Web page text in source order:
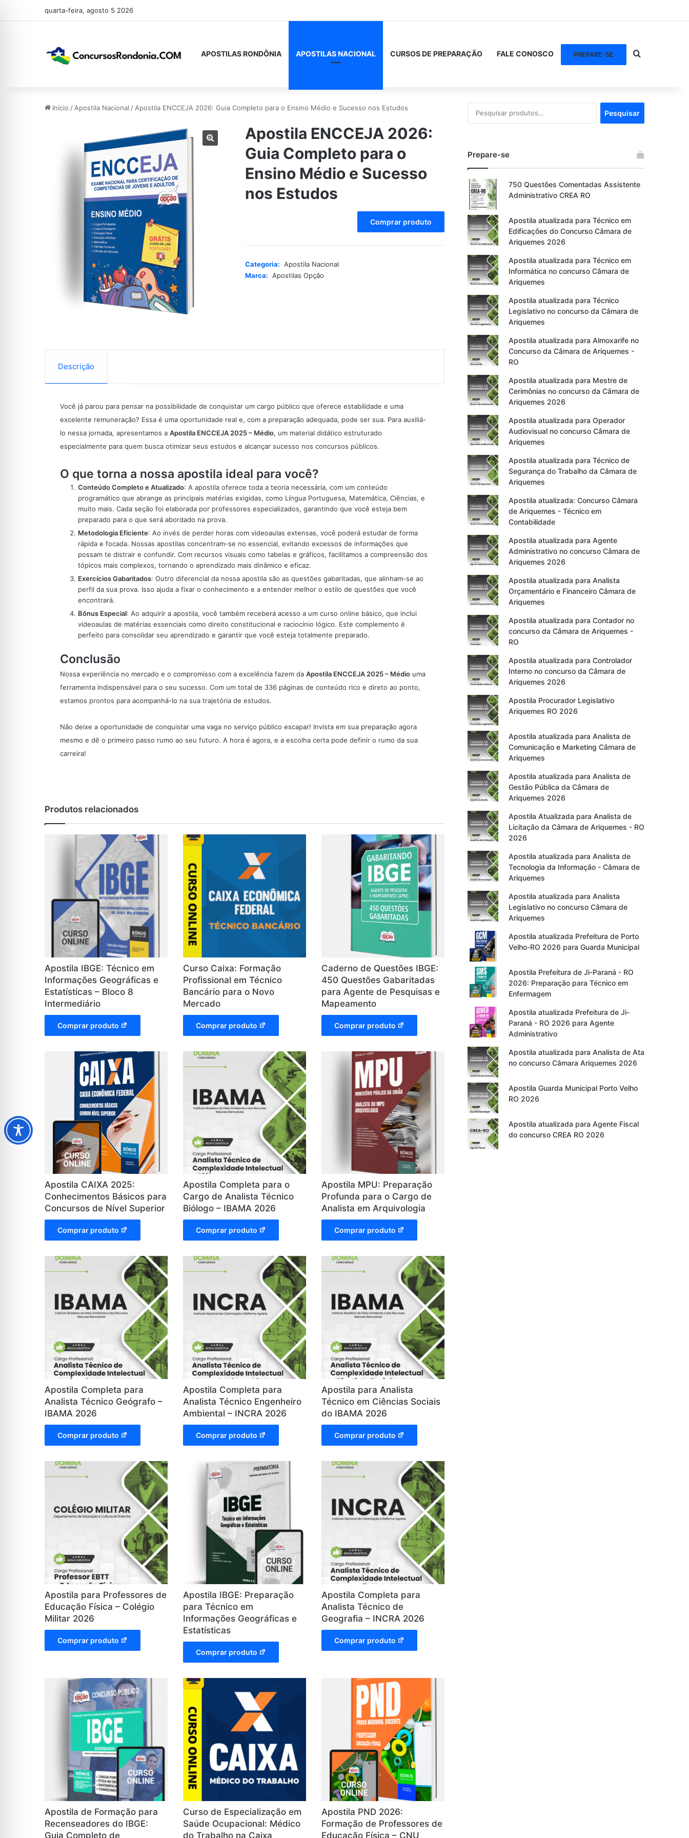
quarta-feira, agosto 5 2026
APOSTILAS RONDÔNIA APOSTILAS NACIONAL CURSOS DE PREPARAÇÃO FALE CONOSCO PREPARE-SE Procurar por
Início / Apostila Nacional / Apostila ENCCEJA 2026: Guia Completo para o Ensino Médio e Sucesso nos Estudos
Apostila ENCCEJA 2026:
Guia Completo para o
Ensino Médio e Sucesso
nos Estudos
Comprar produto
Categoria: Apostila Nacional
Marca: Apostilas Opção
Descrição
Você já parou para pensar na possibilidade de conquistar um cargo público que oferece estabilidade e uma
excelente remuneração? Essa é uma oportunidade real e, com a preparação adequada, pode ser sua. Para auxiliá-
lo nessa jornada, apresentamos a Apostila ENCCEJA 2025 – Médio, um material didático estruturado
especialmente para quem busca otimizar seus estudos e alcançar sucesso nos concursos públicos.
O que torna a nossa apostila ideal para você?
Conteúdo Completo e Atualizado: A apostila oferece toda a teoria necessária, com um conteúdo
programático que abrange as principais matérias exigidas, como Língua Portuguesa, Matemática, Ciências, e
muito mais. Cada seção foi elaborada por professores especializados, garantindo que você esteja bem
preparado para o que será abordado na prova.
Metodologia Eficiente: Ao invés de perder horas com videoaulas extensas, você poderá estudar de forma
rápida e focada. Nossas apostilas concentram-se no essencial, evitando excessos de informações que
possam te distrair e confundir. Com recursos visuais como tabelas e gráficos, facilitamos a compreensão dos
tópicos mais complexos, tornando o aprendizado mais dinâmico e eficaz.
Exercícios Gabaritados: Outro diferencial da nossa apostila são as questões gabaritadas, que alinham-se ao
perfil da sua prova. Isso ajuda a fixar o conhecimento e a entender melhor o estilo de questões que você
encontrará.
Bônus Especial: Ao adquirir a apostila, você também receberá acesso a um curso online básico, que inclui
videoaulas de matérias essenciais como direito constitucional e raciocínio lógico. Este complemento é
perfeito para consolidar seu aprendizado e garantir que você esteja totalmente preparado.
Conclusão
Nossa experiência no mercado e o compromisso com a excelência fazem da Apostila ENCCEJA 2025 – Médio uma
ferramenta indispensável para o seu sucesso. Com um total de 336 páginas de conteúdo rico e direto ao ponto,
estamos prontos para acompanhá-lo na sua trajetória de estudos.
Não deixe a oportunidade de conquistar uma vaga no serviço público escapar! Invista em sua preparação agora
mesmo e dê o primeiro passo rumo ao seu futuro. A hora é agora, e a escolha certa pode definir o rumo da sua
carreira!
Produtos relacionados
Apostila IBGE: Técnico em
Informações Geográficas e
Estatísticas – Bloco 8
Intermediário
Comprar produto
Curso Caixa: Formação
Profissional em Técnico
Bancário para o Novo
Mercado
Comprar produto
Caderno de Questões IBGE:
450 Questões Gabaritadas
para Agente de Pesquisas e
Mapeamento
Comprar produto
Apostila CAIXA 2025:
Conhecimentos Básicos para
Concursos de Nível Superior
Comprar produto
Apostila Completa para o
Cargo de Analista Técnico
Biólogo – IBAMA 2026
Comprar produto
Apostila MPU: Preparação
Profunda para o Cargo de
Analista em Arquivologia
Comprar produto
Apostila Completa para
Analista Técnico Geógrafo –
IBAMA 2026
Comprar produto
Apostila Completa para
Analista Técnico Engenheiro
Ambiental – INCRA 2026
Comprar produto
Apostila para Analista
Técnico em Ciências Sociais
do IBAMA 2026
Comprar produto
Apostila para Professores de
Educação Física – Colégio
Militar 2026
Comprar produto
Apostila IBGE: Preparação
para Técnico em
Informações Geográficas e
Estatísticas
Comprar produto
Apostila Completa para
Analista Técnico de
Geografia – INCRA 2026
Comprar produto
Apostila de Formação para
Recenseadores do IBGE:
Guia Completo de
Curso de Especialização em
Saúde Ocupacional: Médico
do Trabalho na Caixa
Apostila PND 2026:
Formação de Professores de
Educação Física – CNU
por:
Pesquisar
Prepare-se
750 Questões Comentadas Assistente
Administrativo CREA RO
Apostila atualizada para Técnico em
Edificações do Concurso Câmara de
Ariquemes 2026
Apostila atualizada para Técnico em
Informática no concurso Câmara de
Ariquemes
Apostila atualizada para Técnico
Legislativo no concurso da Câmara de
Ariquemes
Apostila atualizada para Almoxarife no
Concurso da Câmara de Ariquemes -
RO
Apostila atualizada para Mestre de
Cerimônias no concurso da Câmara de
Ariquemes 2026
Apostila atualizada para Operador
Audiovisual no concurso Câmara de
Ariquemes
Apostila atualizada para Técnico de
Segurança do Trabalho da Câmara de
Ariquemes
Apostila atualizada: Concurso Câmara
de Ariquemes - Técnico em
Contabilidade
Apostila atualizada para Agente
Administrativo no concurso Câmara de
Ariquemes 2026
Apostila atualizada para Analista
Orçamentário e Financeiro Câmara de
Ariquemes
Apostila atualizada para Contador no
concurso da Câmara de Ariquemes -
RO
Apostila atualizada para Controlador
Interno no concurso da Câmara de
Ariquemes 2026
Apostila Procurador Legislativo
Ariquemes RO 2026
Apostila atualizada para Analista de
Comunicação e Marketing Câmara de
Ariquemes
Apostila atualizada para Analista de
Gestão Pública da Câmara de
Ariquemes 2026
Apostila Atualizada para Analista de
Licitação da Câmara de Ariquemes - RO
2026
Apostila atualizada para Analista de
Tecnologia da Informação - Câmara de
Ariquemes
Apostila atualizada para Analista
Legislativo no concurso Câmara de
Ariquemes
Apostila atualizada Prefeitura de Porto
Velho-RO 2026 para Guarda Municipal
Apostila Prefeitura de Ji-Paraná - RO
2026: Preparação para Técnico em
Enfermagem
Apostila atualizada Prefeitura de Ji-
Paraná - RO 2026 para Agente
Administrativo
Apostila atualizada para Analista de Ata
no concurso Câmara Ariquemes 2026
Apostila Guarda Municipal Porto Velho
RO 2026
Apostila atualizada para Agente Fiscal
do concurso CREA RO 2026